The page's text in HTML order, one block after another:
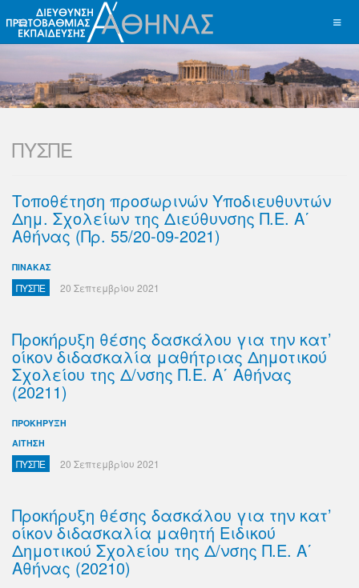
ΠΥΣΠΕ
Τοποθέτηση προσωρινών Υποδιευθυντών
Δημ. Σχολείων της Διεύθυνσης Π.Ε. Α΄
Αθήνας (Πρ. 55/20-09-2021)
ΠΙΝΑΚΑΣ
ΠΥΣΠΕ 20 Σεπτεμβρίου 2021
Προκήρυξη θέσης δασκάλου για την κατ’
οίκον διδασκαλία μαθήτριας Δημοτικού
Σχολείου της Δ/νσης Π.Ε. Α΄ Αθήνας
(20211)
ΠΡΟΚΗΡΥΞΗ
ΑΙΤΗΣΗ
ΠΥΣΠΕ 20 Σεπτεμβρίου 2021
Προκήρυξη θέσης δασκάλου για την κατ’
οίκον διδασκαλία μαθητή Ειδικού
Δημοτικού Σχολείου της Δ/νσης Π.Ε. Α΄
Αθήνας (20210)